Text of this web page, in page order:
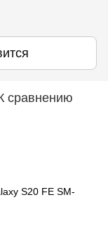
сравнению
S20 FE SM-